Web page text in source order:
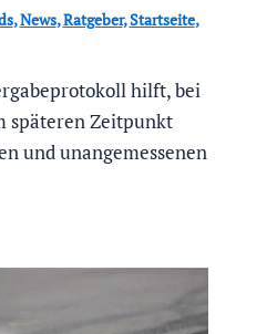
,News,Ratgeber,Startseite,
hilft, bei
späteren Zeitpunkt
und unangemessenen